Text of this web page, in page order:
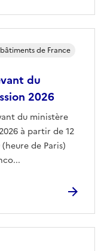
du
2026
du ministère
à partir de 12
de Paris)
de France